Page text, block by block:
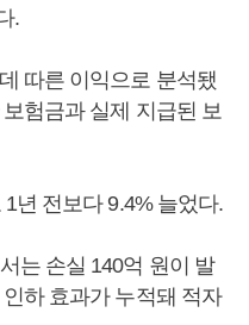
.
따른 이익으로 분석됐
험금과 실제 지급된 보
년 전보다 9.4% 늘었다.
는 손실 140억 원이 발
하 효과가 누적돼 적자